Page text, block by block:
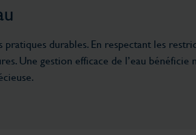
durables. En respectant les
Une gestion efficace de l’eau bénéficie